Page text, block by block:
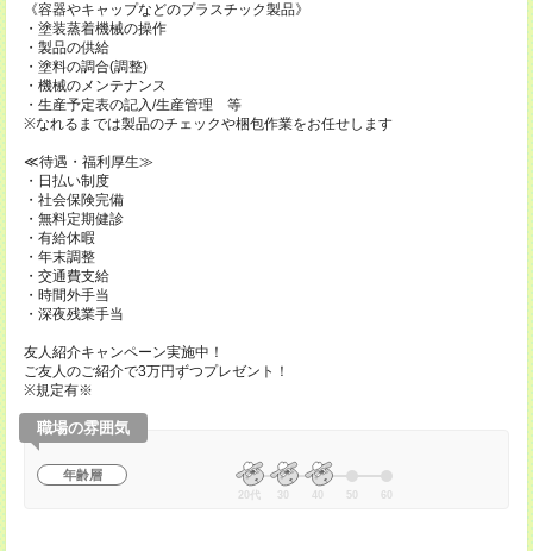
《容器やキャップなどのプラスチック製品》
・塗装蒸着機械の操作
・製品の供給
・塗料の調合(調整)
・機械のメンテナンス
・生産予定表の記入/生産管理 等
※なれるまでは製品のチェックや梱包作業をお任せします
≪待遇・福利厚生≫
・日払い制度
・社会保険完備
・無料定期健診
・有給休暇
・年末調整
・交通費支給
・時間外手当
・深夜残業手当
友人紹介キャンペーン実施中！
ご友人のご紹介で3万円ずつプレゼント！
※規定有※
職場の雰囲気
年齢層
20代 30 40 50 60